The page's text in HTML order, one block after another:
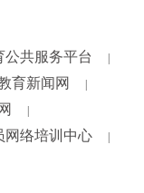
公共服务平台
育新闻网
网络培训中心